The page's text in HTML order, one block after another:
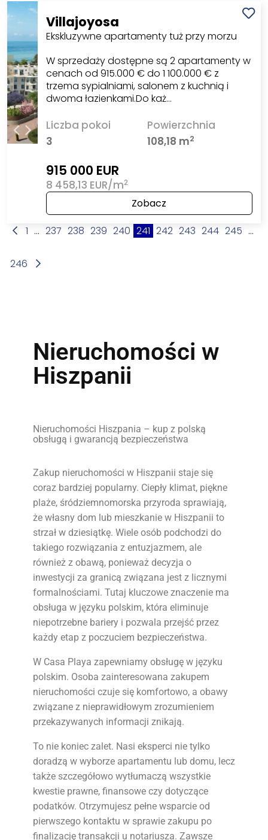
Villajoyosa
Ekskluzywne apartamenty tuż przy morzu
W sprzedaży dostępne są 2 apartamenty w
cenach od 915.000 € do 1 100.000 € z
trzema sypialniami, salonem z kuchnią i
dwoma łazienkami.Do każ…
Liczba pokoi
3
Powierzchnia
108,18 m2
915 000 EUR
8 458,13 EUR/m2
Zobacz
1 ... 237 238 239 240 241 242 243 244 245 ...
246
Nieruchomości w
Hiszpanii
Nieruchomości Hiszpania – kup z polską
obsługą i gwarancją bezpieczeństwa
Zakup nieruchomości w Hiszpanii staje się
coraz bardziej popularny. Ciepły klimat, piękne
plaże, śródziemnomorska przyroda sprawiają,
że własny dom lub mieszkanie w Hiszpanii to
strzał w dziesiątkę. Wiele osób podchodzi do
takiego rozwiązania z entuzjazmem, ale
również z obawą, ponieważ decyzja o
inwestycji za granicą związana jest z licznymi
formalnościami. Tutaj kluczowe znaczenie ma
obsługa w języku polskim, która eliminuje
niepotrzebne bariery i pozwala przejść przez
każdy etap z poczuciem bezpieczeństwa.
W Casa Playa zapewniamy obsługę w języku
polskim. Osoba zainteresowana zakupem
nieruchomości czuje się komfortowo, a obawy
związane z nieprawidłowym zrozumieniem
przekazywanych informacji znikają.
To nie koniec zalet. Nasi eksperci nie tylko
doradzą w wyborze apartamentu lub domu, lecz
także szczegółowo wytłumaczą wszystkie
kwestie prawne, finansowe czy dotyczące
podatków. Otrzymujesz pełne wsparcie od
pierwszego kontaktu w sprawie zakupu po
finalizację transakcji u notariusza. Zawsze